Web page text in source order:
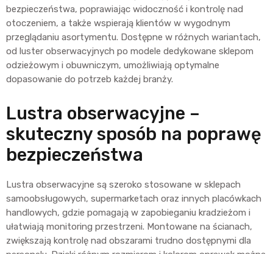
bezpieczeństwa, poprawiając widoczność i kontrolę nad
otoczeniem, a także wspierają klientów w wygodnym
przeglądaniu asortymentu. Dostępne w różnych wariantach,
od luster obserwacyjnych po modele dedykowane sklepom
odzieżowym i obuwniczym, umożliwiają optymalne
dopasowanie do potrzeb każdej branży.
Lustra obserwacyjne –
skuteczny sposób na poprawę
bezpieczeństwa
Lustra obserwacyjne są szeroko stosowane w sklepach
samoobsługowych, supermarketach oraz innych placówkach
handlowych, gdzie pomagają w zapobieganiu kradzieżom i
ułatwiają monitoring przestrzeni. Montowane na ścianach,
zwiększają kontrolę nad obszarami trudno dostępnymi dla